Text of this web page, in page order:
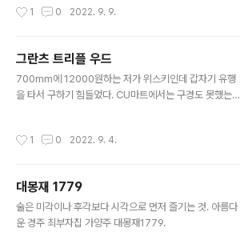
1 0 2022. 9. 9.
그란츠 트리플 우드
700mm에 12000원하는 저가 위스키인데 갑자기 유행
을 타서 구하기 힘들었다. CU마트에서는 구경도 못했는걸
트로 마시는건 별로고 하이볼 용으로는 괜찮다고 하니 저
1 0 2022. 9. 4.
대몽재 1779
술은 미각이나 후각보다 시각으로 먼저 즐기는 것. 아름다
운 경주 최부자집 가양주 대몽재1779.